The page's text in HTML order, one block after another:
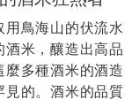
鳥海山的伏流水
米，釀造出高品
多種酒米的酒造
的。酒米的品質